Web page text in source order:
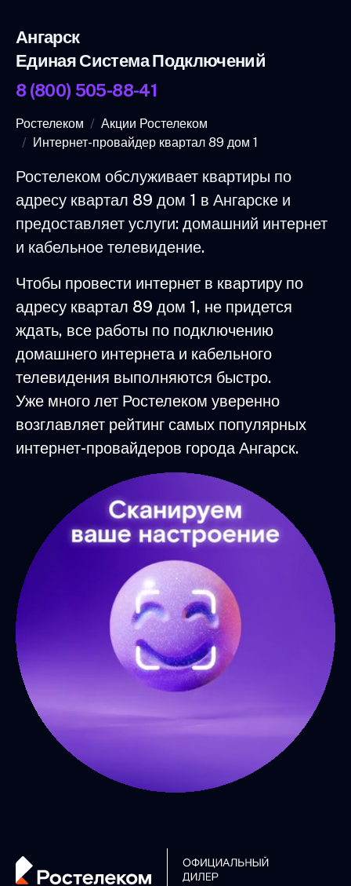
Ангарск
Единая Система Подключений
8 (800) 505-88-41
Ростелеком
Акции Ростелеком
Интернет-провайдер квартал 89 дом 1
Ростелеком обслуживает квартиры по
адресу квартал 89 дом 1 в Ангарске и
предоставляет услуги: домашний интернет
и кабельное телевидение.
Чтобы провести интернет в квартиру по
адресу квартал 89 дом 1, не придется
ждать, все работы по подключению
домашнего интернета и кабельного
телевидения выполняются быстро.
Уже много лет Ростелеком уверенно
возглавляет рейтинг самых популярных
интернет-провайдеров города Ангарск.